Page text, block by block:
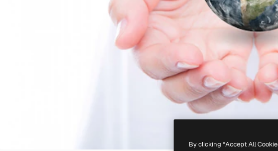
By clicking “Accept All